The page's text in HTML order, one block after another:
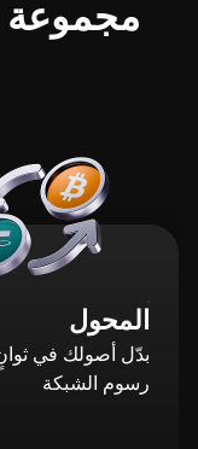
مجموعة
المحول
بدّل أصولك في
رسوم الشبكة